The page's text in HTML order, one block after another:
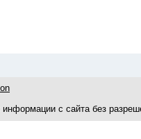
информации с сайта без